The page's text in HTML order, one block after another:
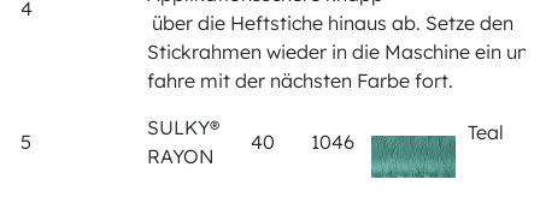
4
über die Heftstiche hinaus ab. Setze den
Stickrahmen wieder in die Maschine ein und
fahre mit der nächsten Farbe fort.
5
SULKY®
RAYON
40 1046 Teal